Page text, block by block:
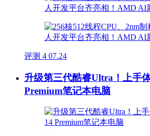
评测 4 07.24
升级第三代酷睿Ultra！上手
Premium笔记本电脑